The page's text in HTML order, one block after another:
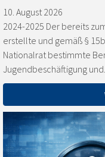
10. August 2026
2024-2025 Der bereits
erstellte und gemäß §
Nationalrat bestimmte
Jugendbeschäftigung und...